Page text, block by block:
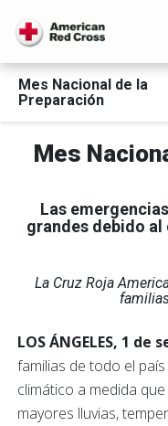
Mes Nacional de la
Preparación
Mes
Las
grandes debido
La Cruz Roja
LOS ÁNGELES, 1 de
familias de todo el
climático a medida
mayores lluvias,